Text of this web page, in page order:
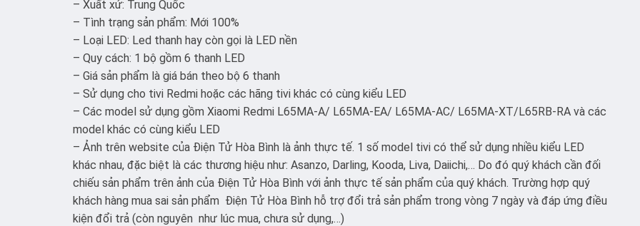
– Xuất xứ: Trung Quốc
– Tình trạng sản phẩm: Mới 100%
– Loại LED: Led thanh hay còn gọi là LED nền
– Quy cách: 1 bộ gồm 6 thanh LED
– Giá sản phẩm là giá bán theo bộ 6 thanh
– Sử dụng cho tivi Redmi hoặc các hãng tivi khác có cùng kiểu LED
– Các model sử dụng gồm Xiaomi Redmi L65MA-A/ L65MA-EA/ L65MA-AC/ L65MA-XT/L65RB-RA và các
model khác có cùng kiểu LED
– Ảnh trên website của Điện Tử Hòa Bình là ảnh thực tế. 1 số model tivi có thể sử dụng nhiều kiểu LED
khác nhau, đặc biệt là các thương hiệu như: Asanzo, Darling, Kooda, Liva, Daiichi,… Do đó quý khách cần đối
chiếu sản phẩm trên ảnh của Điện Tử Hòa Bình với ảnh thực tế sản phẩm của quý khách. Trường hợp quý
khách hàng mua sai sản phẩm Điện Tử Hòa Bình hỗ trợ đổi trả sản phẩm trong vòng 7 ngày và đáp ứng điều
kiện đổi trả (còn nguyên như lúc mua, chưa sử dụng,…)